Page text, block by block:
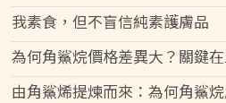
我素食，但不盲信純素護膚品
為何角鯊烷價格差異大？關鍵
由角鯊烯提煉而來：為何角鯊